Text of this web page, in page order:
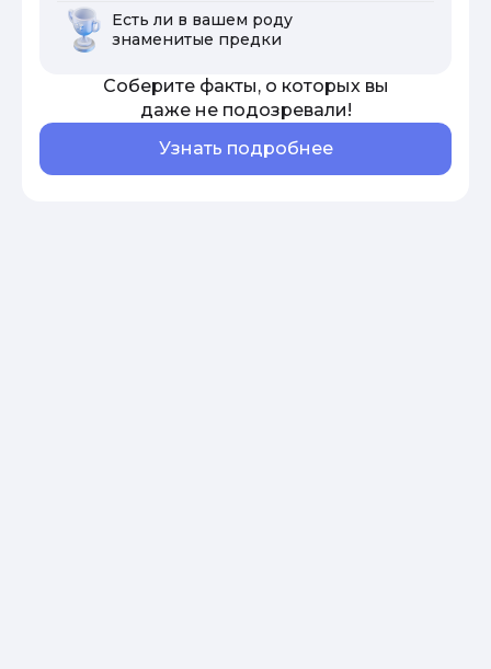
Есть ли в вашем роду
знаменитые предки
Соберите факты, о которых вы
даже не подозревали!
Узнать подробнее